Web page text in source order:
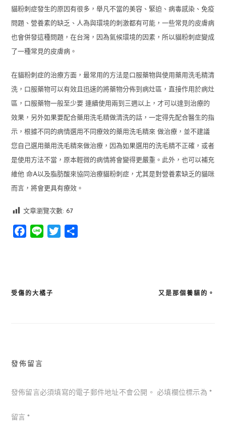
貓粉刺症發生的原因有很多，舉凡不當的美容、緊迫、病毒感染、免疫
問題、營養素的缺乏、人為與環境的刺激都有可能，一些常見的皮膚病
也會併發這種問題，在台灣，因為氣候環境的因素，所以貓粉刺症變成
了一種常見的皮膚病。
在貓粉刺症的治療方面，最常用的方法是口服藥物與使用藥用洗毛精清
洗，口服藥物可以有效且迅速的將藥物分佈到病灶區，直接作用於病灶
區，口服藥物一般至少要 連續使用兩到三週以上，才可以達到治療的
效果，另外如果要配合藥用洗毛精做清洗的話，一定得先配合醫生的指
示，根據不同的病情選用不同療效的藥用洗毛精來 做治療，並不建議
您自己選用藥用洗毛精來做治療，因為如果選用的洗毛精不正確，或者
是使用方法不當，原本輕微的病情將會變得更嚴重。此外，也可以補充
維他 命A以及脂肪酸來協同治療貓粉刺症，尤其是對營養素缺乏的貓咪
而言，將會更具有療效。
文章瀏覽次數: 67
Facebook
Line Twitter
文
又是那個養貓的。
受傷的大橘子
發佈留言
發佈留言必須填寫的電子郵件地址不會公開。 必填欄位標示為*
留言 *